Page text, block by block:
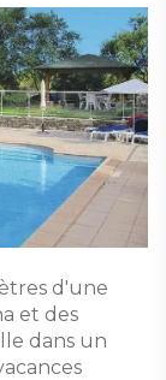
d'une
et des
dans un